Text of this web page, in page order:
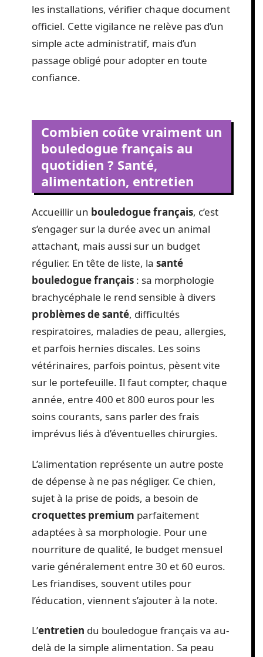
les installations, vérifier chaque document
officiel. Cette vigilance ne relève pas d’un
simple acte administratif, mais d’un
passage obligé pour adopter en toute
confiance.
Combien coûte vraiment un
bouledogue français au
quotidien ? Santé,
alimentation, entretien
Accueillir un bouledogue français, c’est
s’engager sur la durée avec un animal
attachant, mais aussi sur un budget
régulier. En tête de liste, la santé
bouledogue français : sa morphologie
brachycéphale le rend sensible à divers
problèmes de santé, difficultés
respiratoires, maladies de peau, allergies,
et parfois hernies discales. Les soins
vétérinaires, parfois pointus, pèsent vite
sur le portefeuille. Il faut compter, chaque
année, entre 400 et 800 euros pour les
soins courants, sans parler des frais
imprévus liés à d’éventuelles chirurgies.
L’alimentation représente un autre poste
de dépense à ne pas négliger. Ce chien,
sujet à la prise de poids, a besoin de
croquettes premium parfaitement
adaptées à sa morphologie. Pour une
nourriture de qualité, le budget mensuel
varie généralement entre 30 et 60 euros.
Les friandises, souvent utiles pour
l’éducation, viennent s’ajouter à la note.
L’entretien du bouledogue français va au-
delà de la simple alimentation. Sa peau